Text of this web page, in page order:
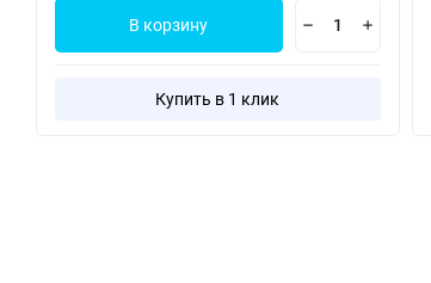
В корзину
Купить в 1 клик